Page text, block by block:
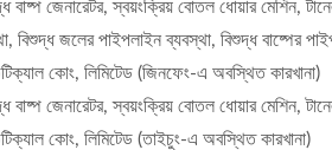
জেনারেটর, স্বয়ংক্রিয় বোতল ধোয়ার মেশিন,
বিশুদ্ধ জলের পাইপলাইন ব্যবস্থা, বিশুদ্ধ বাষ্পের
কোং, লিমিটেড (জিনফেং-এ অবস্থিত কারখানা)
জেনারেটর, স্বয়ংক্রিয় বোতল ধোয়ার মেশিন,
কোং, লিমিটেড (তাইচুং-এ অবস্থিত কারখানা)